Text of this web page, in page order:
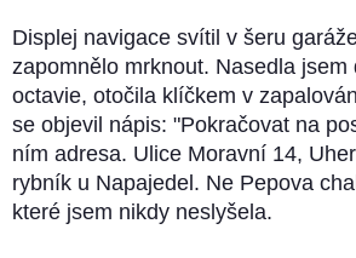
Displej navigace svítil v šeru
zapomnělo mrknout. Nasedla jsem
octavie, otočila klíčkem v
se objevil nápis: "Pokračovat na
ním adresa. Ulice Moravní 14,
rybník u Napajedel. Ne Pepova
které jsem nikdy neslyšela.